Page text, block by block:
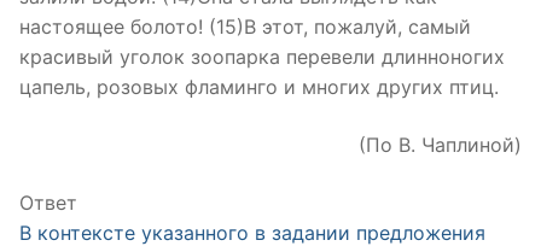
настоящее болото! (15)В этот, пожалуй, самый
красивый уголок зоопарка перевели длинноногих
цапель, розовых фламинго и многих других птиц.
(По В. Чаплиной)
Ответ
В контексте указанного в задании предложения